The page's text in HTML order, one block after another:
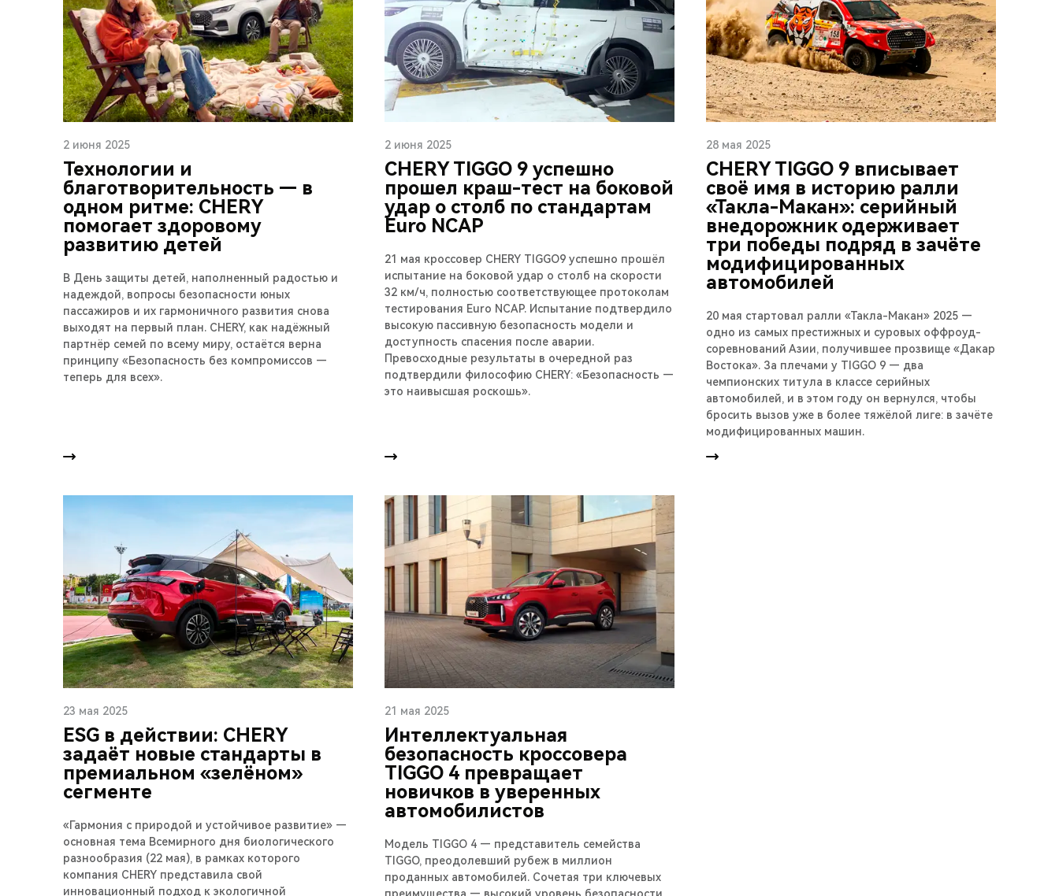
2 июня 2025
Технологии и
благотворительность — в
одном ритме: CHERY
помогает здоровому
развитию детей
В День защиты детей, наполненный радостью и
надеждой, вопросы безопасности юных
пассажиров и их гармоничного развития снова
выходят на первый план. CHERY, как надёжный
партнёр семей по всему миру, остаётся верна
принципу «Безопасность без компромиссов —
теперь для всех».
2 июня 2025
CHERY TIGGO 9 успешно
прошел краш-тест на боковой
удар о столб по стандартам
Euro NCAP
21 мая кроссовер CHERY TIGGO9 успешно прошёл
испытание на боковой удар о столб на скорости
32 км/ч, полностью соответствующее протоколам
тестирования Euro NCAP. Испытание подтвердило
высокую пассивную безопасность модели и
доступность спасения после аварии.
Превосходные результаты в очередной раз
подтвердили философию CHERY: «Безопасность —
это наивысшая роскошь».
28 мая 2025
CHERY TIGGO 9 вписывает
своё имя в историю ралли
«Такла-Макан»: серийный
внедорожник одерживает
три победы подряд в зачёте
модифицированных
автомобилей
20 мая стартовал ралли «Такла-Макан» 2025 —
одно из самых престижных и суровых оффроуд-
соревнований Азии, получившее прозвище «Дакар
Востока». За плечами у TIGGO 9 — два
чемпионских титула в классе серийных
автомобилей, и в этом году он вернулся, чтобы
бросить вызов уже в более тяжёлой лиге: в зачёте
модифицированных машин.
23 мая 2025
ESG в действии: CHERY
задаёт новые стандарты в
премиальном «зелёном»
сегменте
«Гармония с природой и устойчивое развитие» —
основная тема Всемирного дня биологического
разнообразия (22 мая), в рамках которого
компания CHERY представила свой
инновационный подход к экологичной
21 мая 2025
Интеллектуальная
безопасность кроссовера
TIGGO 4 превращает
новичков в уверенных
автомобилистов
Модель TIGGO 4 — представитель семейства
TIGGO, преодолевший рубеж в миллион
проданных автомобилей. Сочетая три ключевых